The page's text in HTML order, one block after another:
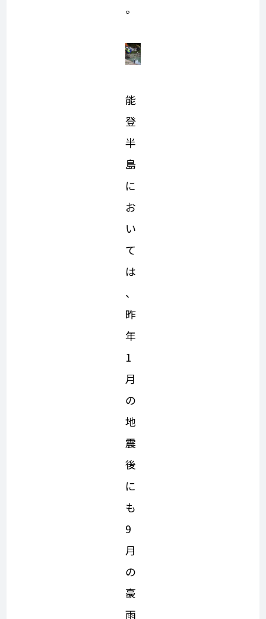
。
能
登
半
島
に
お
い
て
は
、
昨
年
1
月
の
地
震
後
に
も
9
月
の
豪
雨